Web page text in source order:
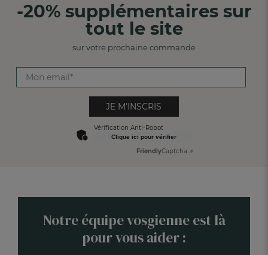
-20% supplémentaires sur
tout le site
sur votre prochaine commande
JE M'INSCRIS
Vérification Anti-Robot
Clique ici pour vérifier
FriendlyCaptcha ⇗
Notre équipe vosgienne est là
pour vous aider :